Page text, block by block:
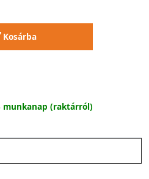
Kosárba
munkanap (raktárról)